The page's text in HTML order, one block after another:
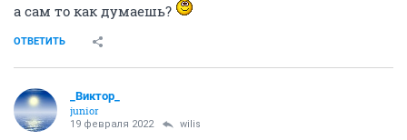
а сам то как думаешь?
ОТВЕТИТЬ
_Виктор_
juniоr
19 февраля 2022 wilis